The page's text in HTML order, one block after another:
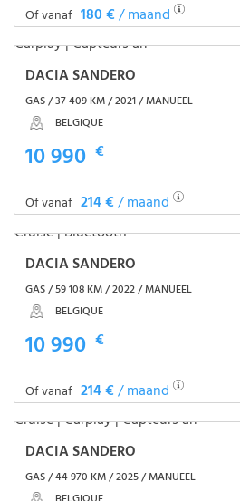
Of vanaf 180 €/ maand
DACIA SANDERO
GAS / 37 409 KM / 2021 / MANUEEL
BELGIQUE
10 990 €
Of vanaf 214 €/ maand
DACIA SANDERO
GAS / 59 108 KM / 2022 / MANUEEL
BELGIQUE
10 990 €
Of vanaf 214 €/ maand
DACIA SANDERO
GAS / 44 970 KM / 2025 / MANUEEL